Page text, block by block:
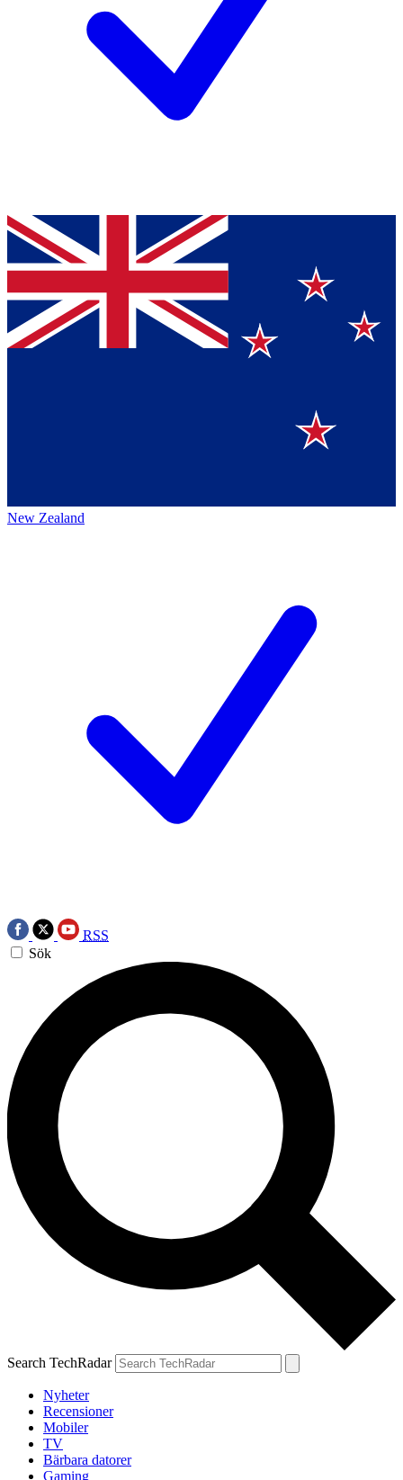
New Zealand
RSS
Sök
Search TechRadar
Nyheter
Recensioner
Mobiler
TV
Bärbara datorer
Gaming